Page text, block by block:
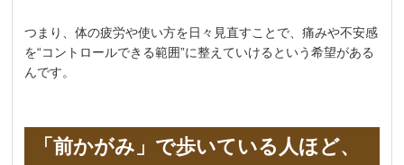
つまり、体の疲労や使い方を日々見直すことで、痛みや不安感
を“コントロールできる範囲”に整えていけるという希望がある
んです。
「前かがみ」で歩いている人ほど、